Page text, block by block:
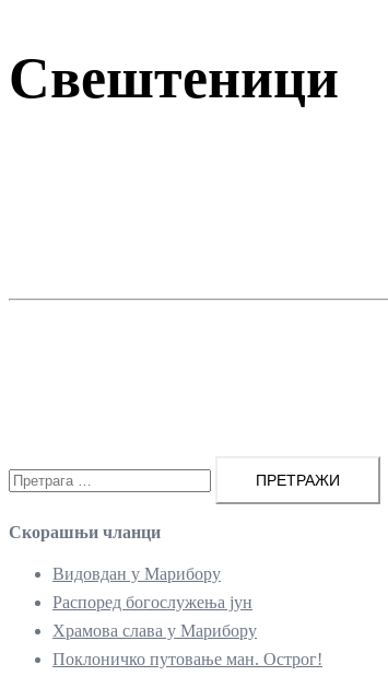
Свештеници
Претрага
за:
Скорашњи чланци
Видовдан у Марибору
Распоред богослужења јун
Храмова слава у Марибору
Поклоничко путовање ман. Острог!